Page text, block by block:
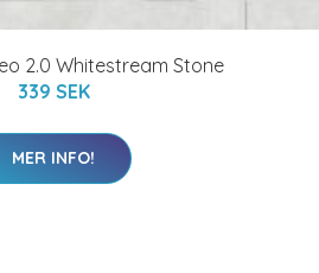
2.0 Whitestream Stone
339 SEK
MER INFO!